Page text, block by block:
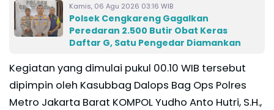
Kamis, 06 Agu 2026 03:16 WIB
Polsek Cengkareng Gagalkan
Peredaran 2.500 Butir Obat Keras
Daftar G, Satu Pengedar Diamankan
Kegiatan yang dimulai pukul 00.10 WIB tersebut
dipimpin oleh Kasubbag Dalops Bag Ops Polres
Metro Jakarta Barat KOMPOL Yudho Anto Hutri, S.H.,